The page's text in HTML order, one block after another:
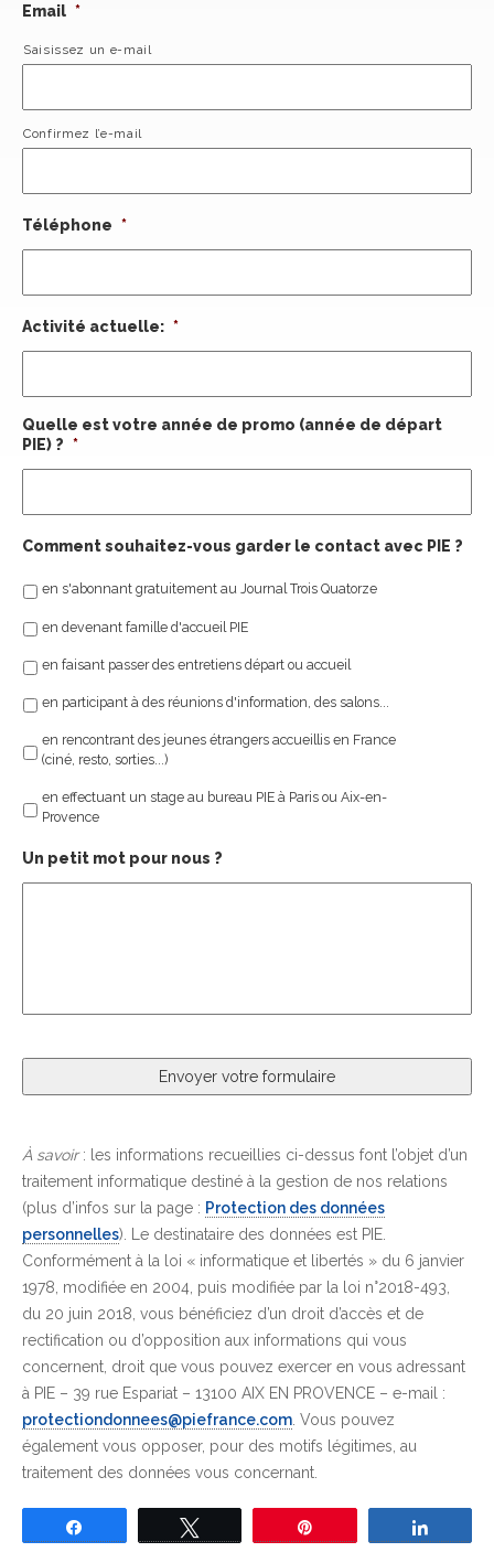
Email *
Saisissez un e-mail
Confirmez l’e-mail
Téléphone *
Activité actuelle: *
Quelle est votre année de promo (année de départ
PIE) ? *
Comment souhaitez-vous garder le contact avec PIE ?
en s'abonnant gratuitement au Journal Trois Quatorze
en devenant famille d'accueil PIE
en faisant passer des entretiens départ ou accueil
en participant à des réunions d'information, des salons...
en rencontrant des jeunes étrangers accueillis en France
(ciné, resto, sorties...)
en effectuant un stage au bureau PIE à Paris ou Aix-en-
Provence
Un petit mot pour nous ?
À savoir: les informations recueillies ci-dessus font l’objet d’un
traitement informatique destiné à la gestion de nos relations
(plus d’infos sur la page : Protection des données
personnelles). Le destinataire des données est PIE.
Conformément à la loi « informatique et libertés » du 6 janvier
1978, modifiée en 2004, puis modifiée par la loi n°2018-493,
du 20 juin 2018, vous bénéficiez d’un droit d’accès et de
rectification ou d’opposition aux informations qui vous
concernent, droit que vous pouvez exercer en vous adressant
à PIE – 39 rue Espariat – 13100 AIX EN PROVENCE – e-mail :
protectiondonnees@piefrance.com. Vous pouvez
également vous opposer, pour des motifs légitimes, au
traitement des données vous concernant.